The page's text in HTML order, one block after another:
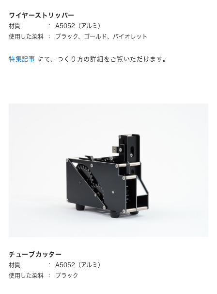
ワイヤーストリッパー
材質 ：
A5052（アルミ）
使用した染料
： ブラック、ゴールド、バイオレット
特集記事 にて、つくり方の詳細をご覧いただけます。
チューブカッター
材質 ：
A5052（アルミ）
使用した染料
： ブラック